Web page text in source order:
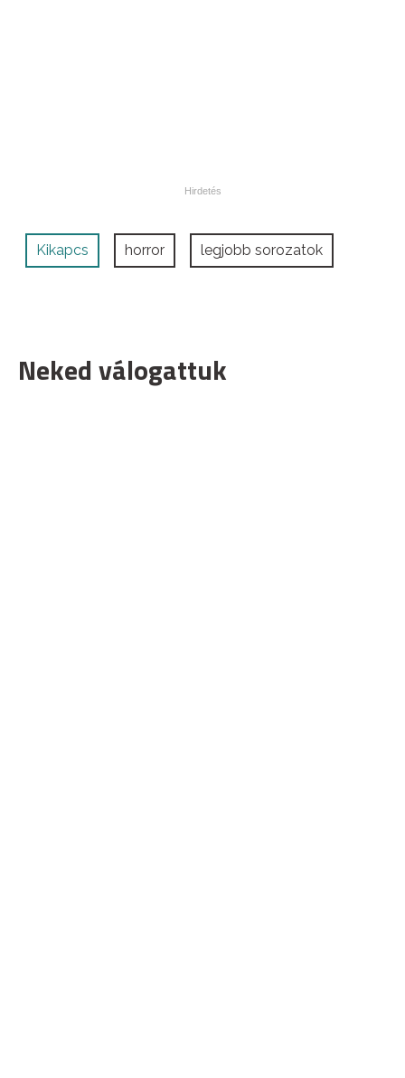
Kikapcs horror legjobb sorozatok
Neked válogattuk